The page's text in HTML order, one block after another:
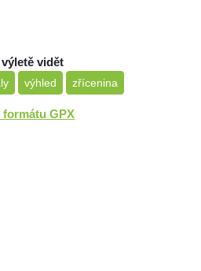
vidět
výhled zřícenina
GPX